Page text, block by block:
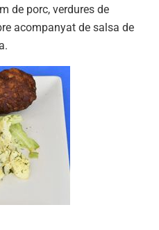
de porc, verdures de
acompanyat de salsa de